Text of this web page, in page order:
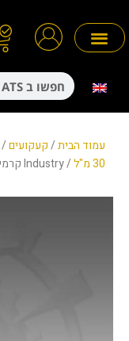
לתוכן
עמוד הבית/קעקועים/
30 מ"ל
/ Industry קרמיין אדום 30 מ"ל